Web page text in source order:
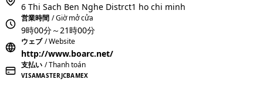
6 Thi Sach Ben Nghe Distrct1 ho chi minh
営業時間 / Giờ mở cửa
9時00分～21時00分
ウェブ / Website
http://www.boarc.net/
支払い / Thanh toán
VISAMASTERJCBAMEX